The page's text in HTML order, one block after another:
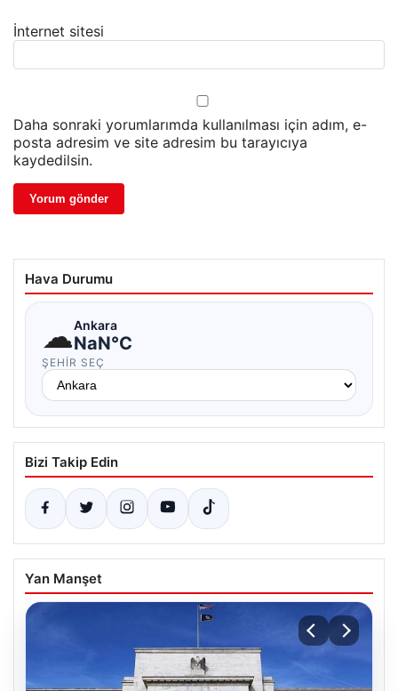
İnternet sitesi
Daha sonraki yorumlarımda kullanılması için adım, e-
posta adresim ve site adresim bu tarayıcıya
kaydedilsin.
Hava Durumu
☁Ankara
NaN°C
ŞEHIR SEÇ
Bizi Takip Edin
Yan Manşet